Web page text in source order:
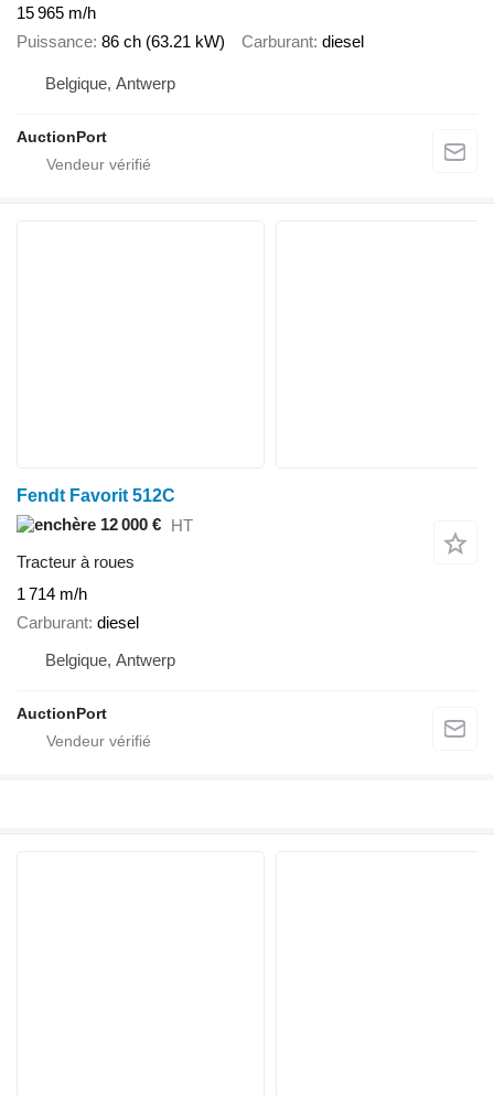
15 965 m/h
Puissance 86 ch (63.21 kW) Carburant diesel
Belgique, Antwerp
AuctionPort
Fendt Favorit 512C
12 000 € HT
Tracteur à roues
1 714 m/h
Carburant diesel
Belgique, Antwerp
AuctionPort